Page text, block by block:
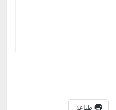
طباعة